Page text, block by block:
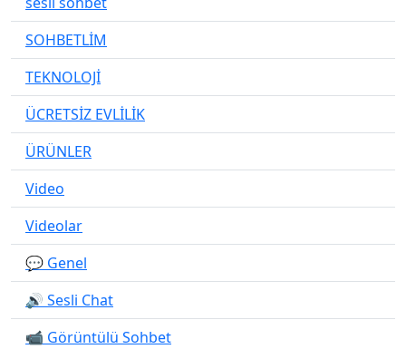
SOHBETLİM
TEKNOLOJİ
ÜCRETSİZ EVLİLİK
ÜRÜNLER
Video
Videolar
💬 Genel
🔊 Sesli Chat
📹 Görüntülü Sohbet